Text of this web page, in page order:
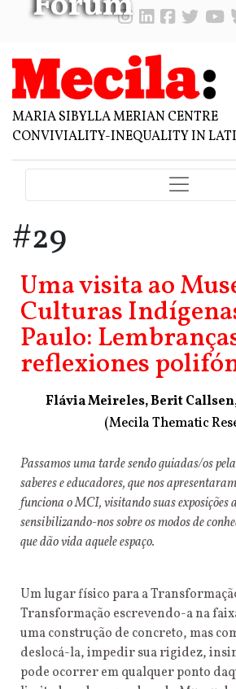
MARIA SIBYLLA MERIAN CENTRE
CONVIVIALITY-INEQUALITY IN
#29
Uma visita ao
Culturas
Paulo:
reflexiones
Flávia Meireles, Berit
(Mecila Thematic
Passamos uma tarde sendo guiadas/os
saberes eeducadores, que nos
funciona o MCI,visitando suas exposições
sensibilizando-nos sobre os modos de
que dão vida aquele espaço.
Um lugar físico para a
Transformação escrevendo-a na
uma construção de concreto, mas
deslocá-la, impedir sua rigidez,
pode ocorrer em qualquer ponto